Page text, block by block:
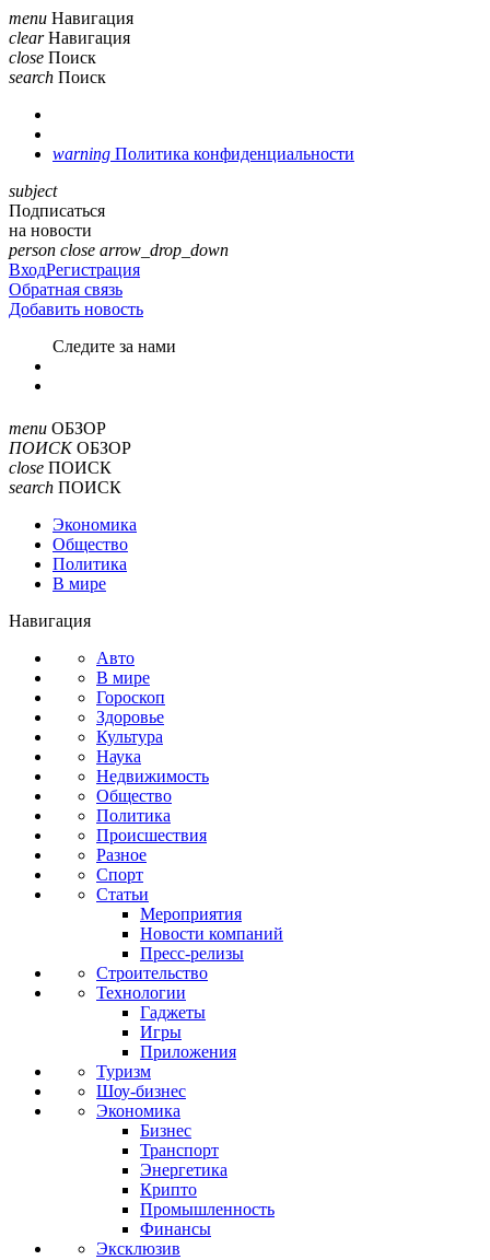
menu Навигация
clear Навигация
close Поиск
search Поиск
warning Политика конфиденциальности
subject
Подписаться
на новости
person close arrow_drop_down
ВходРегистрация
Обратная связь
Добавить новость
Cледите за нами
menu ОБЗОР
ПОИСК ОБЗОР
close ПОИСК
search ПОИСК
Экономика
Общество
Политика
В мире
Навигация
Авто
В мире
Гороскоп
Здоровье
Культура
Наука
Недвижимость
Общество
Политика
Происшествия
Разное
Спорт
Статьи
Мероприятия
Новости компаний
Пресс-релизы
Строительство
Технологии
Гаджеты
Игры
Приложения
Туризм
Шоу-бизнес
Экономика
Бизнес
Транспорт
Энергетика
Крипто
Промышленность
Финансы
Эксклюзив